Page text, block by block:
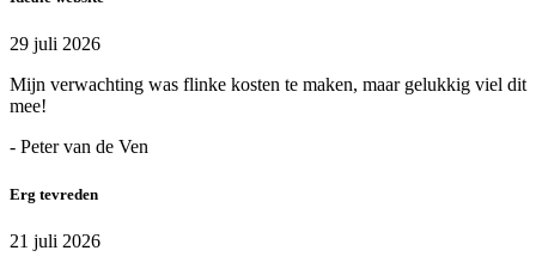
29 juli 2026
Mijn verwachting was flinke kosten te maken, maar gelukkig viel dit
mee!
- Peter van de Ven
Erg tevreden
21 juli 2026